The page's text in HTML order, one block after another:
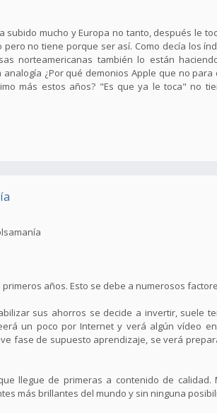
mucho y Europa no tanto, después le
no tiene porque ser así. Como decía los
norteamericanas también lo están
¿Por qué demonios Apple que no
más estos años? "Es que ya le toca" no
años. Esto se debe a numerosos
sus ahorros se decide a invertir, suele
un poco por Internet y verá algún vídeo
fase de supuesto aprendizaje, se verá
llegue de primeras a contenido de calidad.
más brillantes del mundo y sin ninguna